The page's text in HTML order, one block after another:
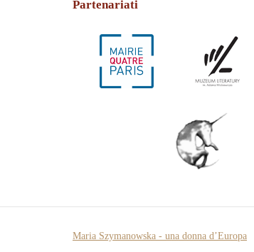
Partenariati
Maria Szymanowska - una donna d’Europa